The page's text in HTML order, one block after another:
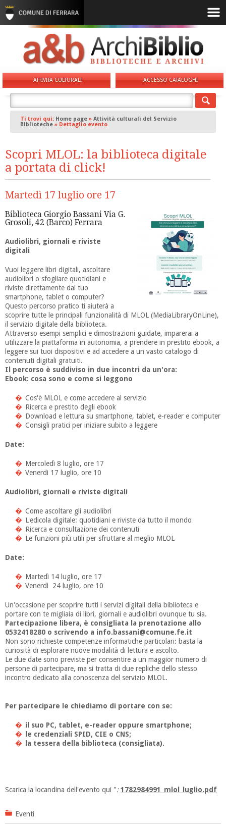
ATTIVITA CULTURALI ACCESSO CATALOGHI
Ti trovi qui: Home page » Attività culturali del Servizio
Biblioteche » Dettaglio evento
Scopri MLOL: la biblioteca digitale
a portata di click!
Martedì 17 luglio ore 17
Biblioteca Giorgio Bassani Via G.
Grosoli, 42 (Barco) Ferrara
Audiolibri, giornali e riviste
digitali
Vuoi leggere libri digitali, ascoltare
audiolibri o sfogliare quotidiani e
riviste direttamente dal tuo
smartphone, tablet o computer?
Questo percorso pratico ti aiuterà a
scoprire tutte le principali funzionalità di MLOL (MediaLibraryOnLine),
il servizio digitale della biblioteca.
Attraverso esempi semplici e dimostrazioni guidate, imparerai a
utilizzare la piattaforma in autonomia, a prendere in prestito ebook, a
leggere sui tuoi dispositivi e ad accedere a un vasto catalogo di
contenuti digitali gratuiti.
Il percorso è suddiviso in due incontri da un'ora:
Ebook: cosa sono e come si leggono
Cos'è MLOL e come accedere al servizio
Ricerca e prestito degli ebook
Download e lettura su smartphone, tablet, e-reader e computer
Consigli pratici per iniziare subito a leggere
Date:
Mercoledì 8 luglio, ore 17
Venerdi 17 luglio, ore 10
Audiolibri, giornali e riviste digitali
Come ascoltare gli audiolibri
L'edicola digitale: quotidiani e riviste da tutto il mondo
Ricerca e consultazione dei contenuti
Le funzioni più utili per sfruttare al meglio MLOL
Date:
Martedì 14 luglio, ore 17
Venerdì 24 luglio, ore 10
Un'occasione per scoprire tutti i servizi digitali della biblioteca e
portare con te migliaia di libri, giornali e audiolibri ovunque tu sia.
Partecipazione libera, è consigliata la prenotazione allo
0532418280 o scrivendo a info.bassani@comune.fe.it
Non sono richieste competenze informatiche particolari: basta la
curiosità di esplorare nuove modalità di lettura e ascolto.
Le due date sono previste per consentire a un maggior numero di
persone di partecipare, ma si tratta di due repliche dello stesso
incontro dedicato alla conoscenza del servizio MLOL.
Per partecipare le chiediamo di portare con se:
il suo PC, tablet, e-reader oppure smartphone;
le credenziali SPID, CIE o CNS;
la tessera della biblioteca (consigliata).
Scarica la locandina dell'evento qui ": 1782984991_mlol_luglio.pdf
Eventi